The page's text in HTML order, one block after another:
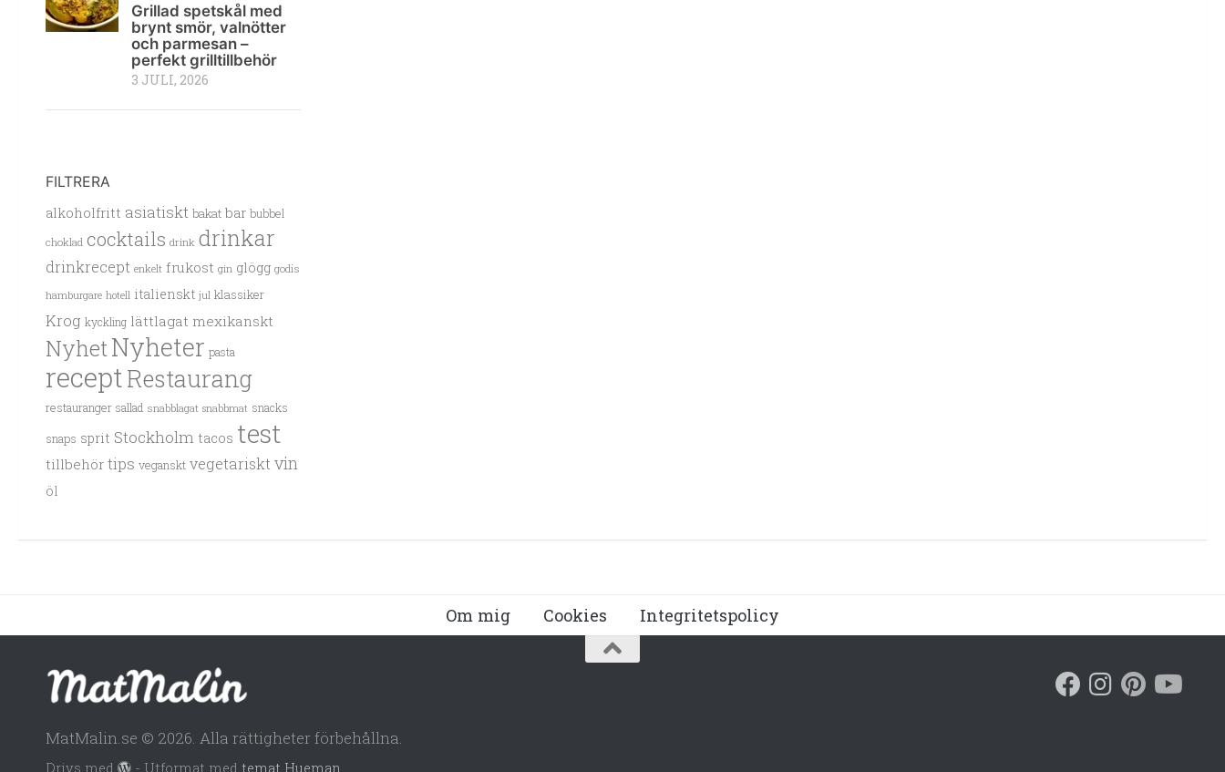
Grillad spetskål med
brynt smör, valnötter
och parmesan –
perfekt grilltillbehör
3 JULI, 2026
FILTRERA
alkoholfritt asiatiskt bakat bar bubbel
choklad cocktails drink drinkar
drinkrecept enkelt frukost gin glögg godis
hamburgare hotell italienskt jul klassiker
Krog kyckling lättlagat mexikanskt
NyhetNyheter pasta
receptRestaurang
restauranger sallad snabblagat snabbmat snacks
snaps sprit Stockholm tacos test
tillbehör tips veganskt vegetarisktvin
öl
Om mig Cookies Integritetspolicy
MatMalin.se © 2026. Alla rättigheter förbehållna.
Drivs med - Utformat med temat Hueman